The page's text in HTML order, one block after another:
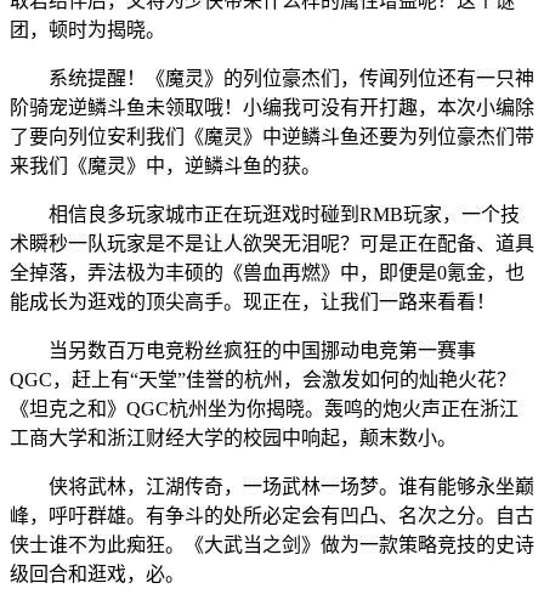
团，顿时为揭晓。
系统提醒！《魔灵》的列位豪杰们，传闻列位还有一只神
阶骑宠逆鳞斗鱼未领取哦！小编我可没有开打趣，本次小编除
了要向列位安利我们《魔灵》中逆鳞斗鱼还要为列位豪杰们带
来我们《魔灵》中，逆鳞斗鱼的获。
相信良多玩家城市正在玩逛戏时碰到RMB玩家，一个技
术瞬秒一队玩家是不是让人欲哭无泪呢？可是正在配备、道具
全掉落，弄法极为丰硕的《兽血再燃》中，即便是0氪金，也
能成长为逛戏的顶尖高手。现正在，让我们一路来看看！
当另数百万电竞粉丝疯狂的中国挪动电竞第一赛事
QGC，赶上有“天堂”佳誉的杭州，会激发如何的灿艳火花？
《坦克之和》QGC杭州坐为你揭晓。轰鸣的炮火声正在浙江
工商大学和浙江财经大学的校园中响起，颠末数小。
侠将武林，江湖传奇，一场武林一场梦。谁有能够永坐巅
峰，呼吁群雄。有争斗的处所必定会有凹凸、名次之分。自古
侠士谁不为此痴狂。《大武当之剑》做为一款策略竞技的史诗
级回合和逛戏，必。